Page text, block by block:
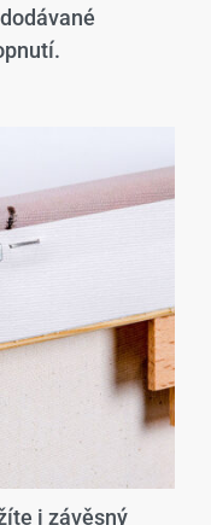
i závěsný